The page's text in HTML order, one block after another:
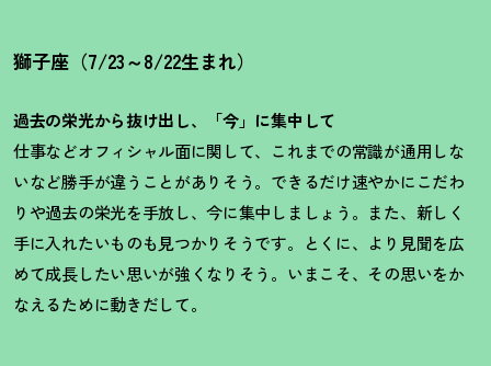
獅子座（7/23～8/22生まれ）
過去の栄光から抜け出し、「今」に集中して
仕事などオフィシャル面に関して、これまでの常識が通用しな
いなど勝手が違うことがありそう。できるだけ速やかにこだわ
りや過去の栄光を手放し、今に集中しましょう。また、新しく
手に入れたいものも見つかりそうです。とくに、より見聞を広
めて成長したい思いが強くなりそう。いまこそ、その思いをか
なえるために動きだして。